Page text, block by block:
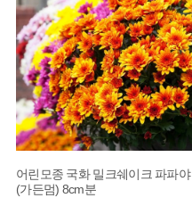
어린모종 국화 밀크쉐이크 파파야
(가든멈) 8cm분